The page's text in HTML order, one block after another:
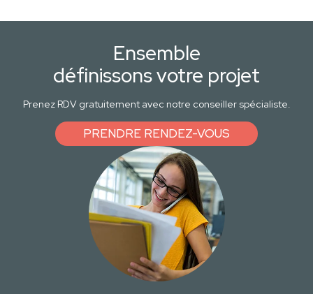
Ensemble
définissons votre projet
Prenez RDV gratuitement avec notre conseiller spécialiste.
PRENDRE RENDEZ-VOUS